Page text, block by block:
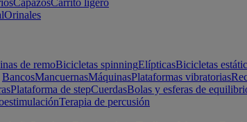
CapazosCarrito ligero
Orinales
de remoBicicletas spinningElípticasBicicletas
BancosMancuernasMáquinasPlataformas vibratorias
Plataforma de stepCuerdasBolas y esferas de
Terapia de percusión